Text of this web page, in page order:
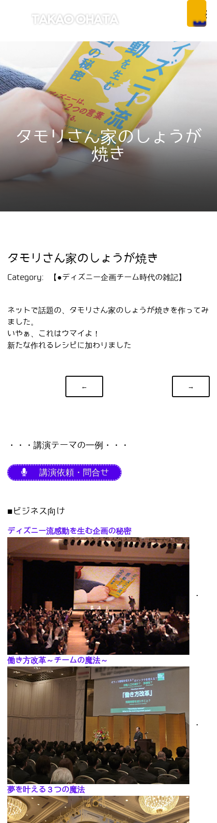
タモリさん家のしょうが
焼き
タモリさん家のしょうが焼き
Category: 【●ディズニー企画チーム時代の雑記】
ネットで話題の、タモリさん家のしょうが焼きを作ってみ
ました。
いやぁ、これはウマイよ！
新たな作れるレシピに加わりました
← →
・・・講演テーマの一例・・・
講演依頼・問合せ
■ビジネス向け
ディズニー流感動を生む企画の秘密
･
働き方改革～チームの魔法～
･
夢を叶える３つの魔法